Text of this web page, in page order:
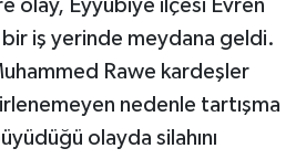
olay, Eyyübiye ilçesi Evren
bir iş yerinde meydana geldi.
Rawe kardeşler
nedenle tartışma
olayda silahını